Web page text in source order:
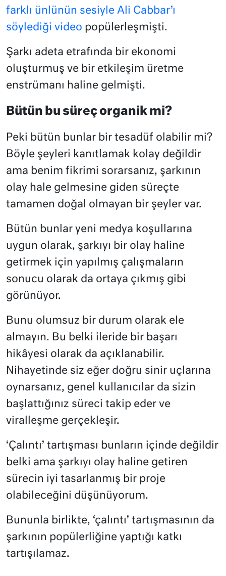
farklı ünlünün sesiyle Ali Cabbar’ı
söylediği video popülerleşmişti.
Şarkı adeta etrafında bir ekonomi
oluşturmuş ve bir etkileşim üretme
enstrümanı haline gelmişti.
Bütün bu süreç organik mi?
Peki bütün bunlar bir tesadüf olabilir mi?
Böyle şeyleri kanıtlamak kolay değildir
ama benim fikrimi sorarsanız, şarkının
olay hale gelmesine giden süreçte
tamamen doğal olmayan bir şeyler var.
Bütün bunlar yeni medya koşullarına
uygun olarak, şarkıyı bir olay haline
getirmek için yapılmış çalışmaların
sonucu olarak da ortaya çıkmış gibi
görünüyor.
Bunu olumsuz bir durum olarak ele
almayın. Bu belki ileride bir başarı
hikâyesi olarak da açıklanabilir.
Nihayetinde siz eğer doğru sinir uçlarına
oynarsanız, genel kullanıcılar da sizin
başlattığınız süreci takip eder ve
viralleşme gerçekleşir.
‘Çalıntı’ tartışması bunların içinde değildir
belki ama şarkıyı olay haline getiren
sürecin iyi tasarlanmış bir proje
olabileceğini düşünüyorum.
Bununla birlikte, ‘çalıntı’ tartışmasının da
şarkının popülerliğine yaptığı katkı
tartışılamaz.